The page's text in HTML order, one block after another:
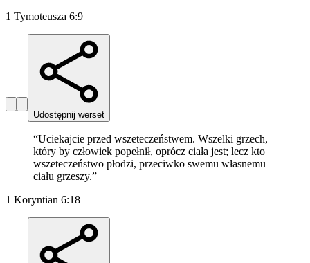
1 Tymoteusza 6:9
Udostępnij werset
“Uciekajcie przed wszeteczeństwem. Wszelki grzech,
który by człowiek popełnił, oprócz ciała jest; lecz kto
wszeteczeństwo płodzi, przeciwko swemu własnemu
ciału grzeszy.”
1 Koryntian 6:18